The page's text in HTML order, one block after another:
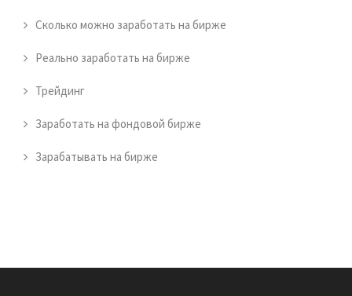
Сколько можно заработать на бирже
Реально заработать на бирже
Трейдинг
Заработать на фондовой бирже
Зарабатывать на бирже